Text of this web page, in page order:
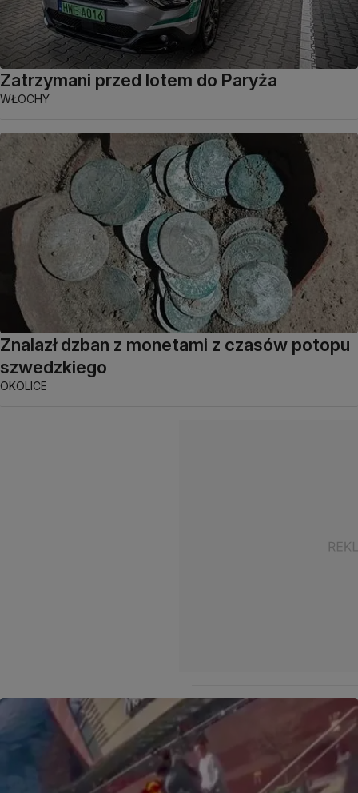
Zatrzymani przed lotem do Paryża
WŁOCHY
Znalazł dzban z monetami z czasów potopu
szwedzkiego
OKOLICE